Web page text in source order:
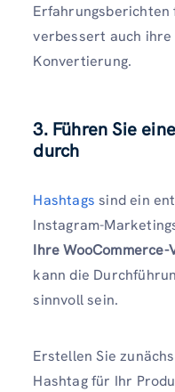
verbessert auch ihre
Konvertierung.
3. Führen Sie
durch
Hashtags sind ein
Instagram-
Ihre
kann die
sinnvoll sein.
Erstellen Sie
Hashtag für Ihr